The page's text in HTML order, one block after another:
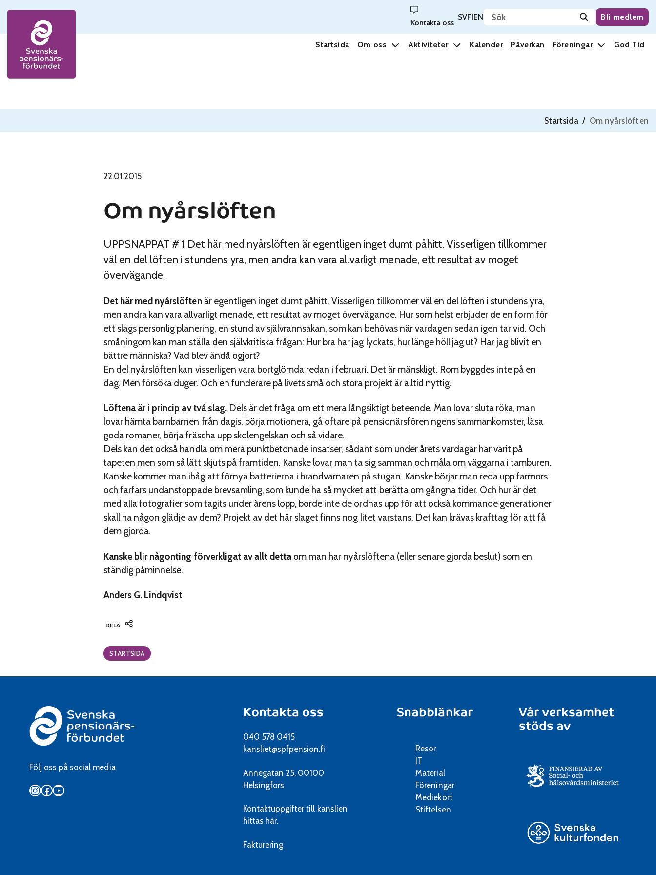
Skip to content
Kontakta oss
Svenska
SVSuomi
FIEnglish
ENSök på sidan Bli medlem
Startsida Om oss Aktiviteter Kalender Påverkan Föreningar God Tid
Startsida / Om nyårslöften
22.01.2015
Om nyårslöften
UPPSNAPPAT # 1 Det här med nyårslöften är egentligen inget dumt påhitt. Visserligen tillkommer
väl en del löften i stundens yra, men andra kan vara allvarligt menade, ett resultat av moget
övervägande.
Det här med nyårslöftenär egentligen inget dumt påhitt. Visserligen tillkommer väl en del löften i stundens yra,
men andra kan vara allvarligt menade, ett resultat av moget övervägande. Hur som helst erbjuder de en form för
ett slags personlig planering, en stund av självrannsakan, som kan behövas när vardagen sedan igen tar vid. Och
småningom kan man ställa den självkritiska frågan: Hur bra har jag lyckats, hur länge höll jag ut? Har jag blivit en
bättre människa? Vad blev ändå ogjort?
En del nyårslöften kan visserligen vara bortglömda redan i februari. Det är mänskligt. Rom byggdes inte på en
dag. Men försöka duger. Och en funderare på livets små och stora projekt är alltid nyttig.
Löftena är i princip av två slag.Dels är det fråga om ett mera långsiktigt beteende. Man lovar sluta röka, man
lovar hämta barnbarnen från dagis, börja motionera, gå oftare på pensionärsföreningens sammankomster, läsa
goda romaner, börja fräscha upp skolengelskan och så vidare.
Dels kan det också handla om mera punktbetonade insatser, sådant som under årets vardagar har varit på
tapeten men som så lätt skjuts på framtiden. Kanske lovar man ta sig samman och måla om väggarna i tamburen.
Kanske kommer man ihåg att förnya batterierna i brandvarnaren på stugan. Kanske börjar man reda upp farmors
och farfars undanstoppade brevsamling, som kunde ha så mycket att berätta om gångna tider. Och hur är det
med alla fotografier som tagits under årens lopp, borde inte de ordnas upp för att också kommande generationer
skall ha någon glädje av dem? Projekt av det här slaget finns nog litet varstans. Det kan krävas krafttag för att få
dem gjorda.
Kanske blir någonting förverkligat av allt detta om man har nyårslöftena (eller senare gjorda beslut) som en
ständig påminnelse.
Anders G. Lindqvist
DELA
STARTSIDA
Följ oss på social media
Instagram
Facebook
YouTube
Kontakta oss
040 578 0415
kansliet@spfpension.fi
Annegatan 25, 00100
Helsingfors
Kontaktuppgifter till kanslien
hittas här.
Fakturering
Snabblänkar
Resor
IT
Material
Föreningar
Mediekort
Stiftelsen
Vår verksamhet
stöds av